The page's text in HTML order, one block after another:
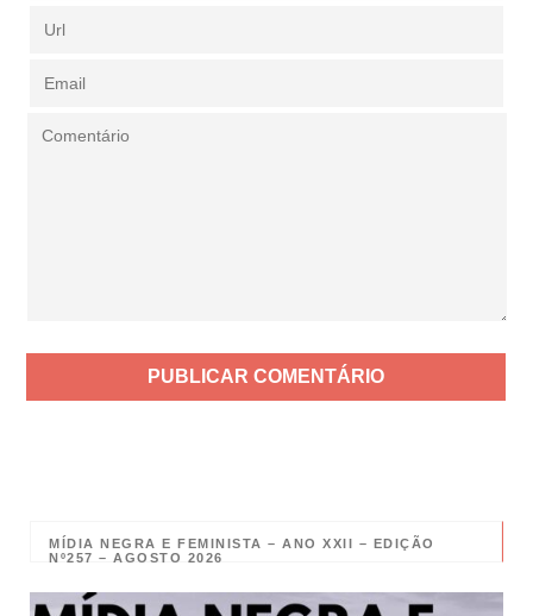
MÍDIA NEGRA E FEMINISTA – ANO XXII – EDIÇÃO
Nº257 – AGOSTO 2026